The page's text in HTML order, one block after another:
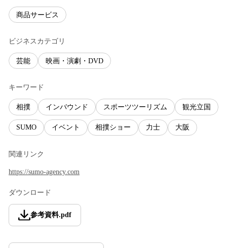
商品サービス
ビジネスカテゴリ
芸能 映画・演劇・DVD
キーワード
相撲 インバウンド スポーツツーリズム 観光立国
SUMO イベント 相撲ショー 力士 大阪
関連リンク
https://sumo-agency.com
ダウンロード
参考資料.pdf